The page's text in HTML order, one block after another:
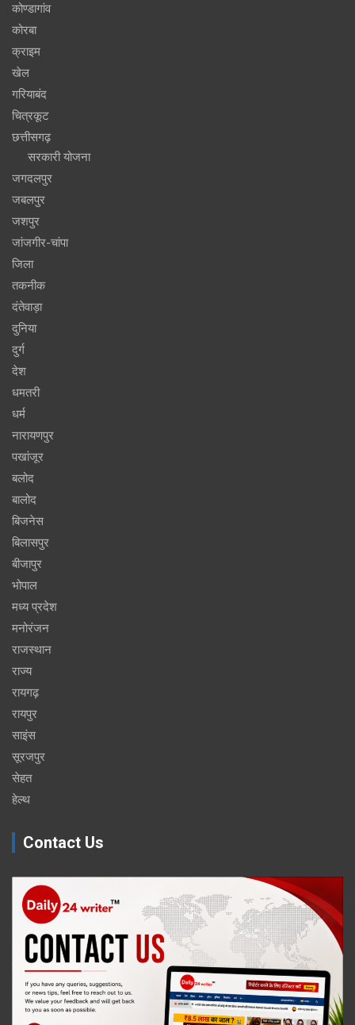
कोण्डागांव
कोरबा
क्राइम
खेल
गरियाबंद
चित्रकूट
छत्तीसगढ़
सरकारी योजना
जगदलपुर
जबलपुर
जशपुर
जांजगीर-चांपा
जिला
तकनीक
दंतेवाड़ा
दुनिया
दुर्ग
देश
धमतरी
धर्म
नारायणपुर
पखांजूर
बलोद
बालोद
बिजनेस
बिलासपुर
बीजापुर
भोपाल
मध्य प्रदेश
मनोरंजन
राजस्थान
राज्य
रायगढ़
रायपुर
साइंस
सूरजपुर
सेहत
हेल्थ
Contact Us